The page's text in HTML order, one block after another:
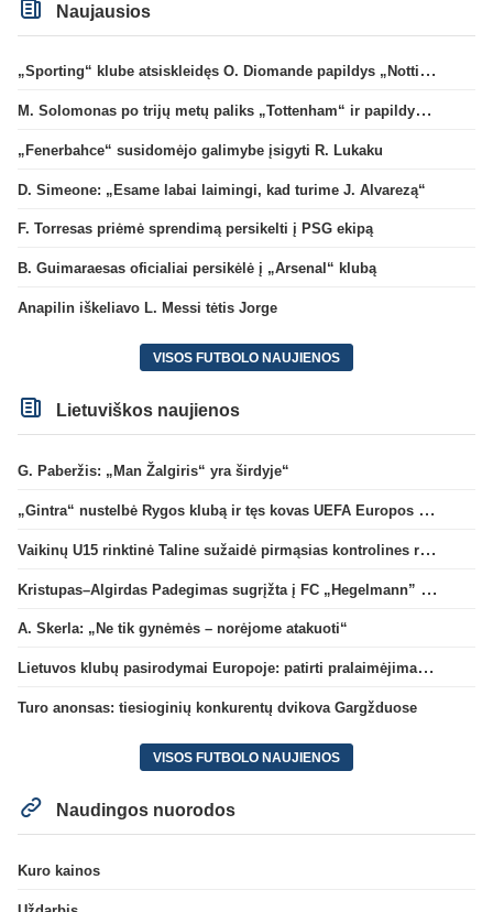
Naujausios
„Sporting“ klube atsiskleidęs O. Diomande papildys „Nottingham“ gretas
M. Solomonas po trijų metų paliks „Tottenham“ ir papildys „West Ham“ klubą
„Fenerbahce“ susidomėjo galimybe įsigyti R. Lukaku
D. Simeone: „Esame labai laimingi, kad turime J. Alvarezą“
F. Torresas priėmė sprendimą persikelti į PSG ekipą
B. Guimaraesas oficialiai persikėlė į „Arsenal“ klubą
Anapilin iškeliavo L. Messi tėtis Jorge
VISOS FUTBOLO NAUJIENOS
Lietuviškos naujienos
G. Paberžis: „Man Žalgiris“ yra širdyje“
„Gintra“ nustelbė Rygos klubą ir tęs kovas UEFA Europos taurės atrankoje
Vaikinų U15 rinktinė Taline sužaidė pirmąsias kontrolines rungtynes
Kristupas–Algirdas Padegimas sugrįžta į FC „Hegelmann” B sudėtį
A. Skerla: „Ne tik gynėmės – norėjome atakuoti“
Lietuvos klubų pasirodymai Europoje: patirti pralaimėjimai Kroatijos atstovams
Turo anonsas: tiesioginių konkurentų dvikova Gargžduose
VISOS FUTBOLO NAUJIENOS
Naudingos nuorodos
Kuro kainos